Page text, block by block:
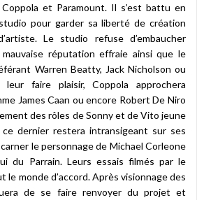
et Paramount. Il s’est battu en
pour garder sa liberté de création
Le studio refuse d’embaucher
réputation effraie ainsi que le
Warren Beatty, Jack Nicholson ou
faire plaisir, Coppola approchera
James Caan ou encore Robert De Niro
des rôles de Sonny et de Vito jeune
ce dernier restera intransigeant sur ses
le personnage de Michael Corleone
du Parrain. Leurs essais filmés par le
monde d’accord. Après visionnage des
de se faire renvoyer du projet et